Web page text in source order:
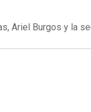
Ariel Burgos y la